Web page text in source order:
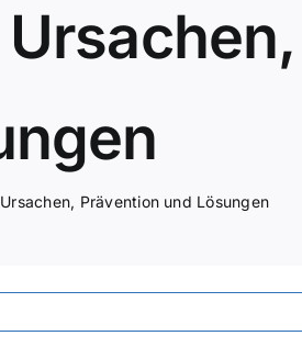
Prävention und Lösungen